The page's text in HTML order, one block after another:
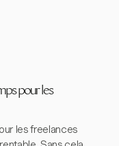
pour les
les freelances